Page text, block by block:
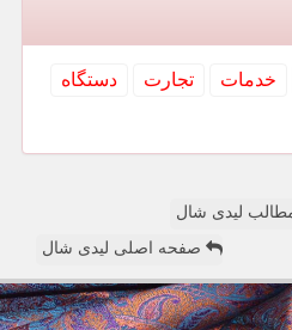
خدمات تجارت
دستگاه
لیدی شال
صفحه اصلی لیدی شال